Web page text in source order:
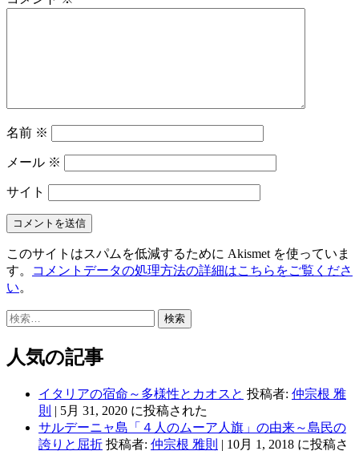
名前 ※
メール ※
サイト
このサイトはスパムを低減するために Akismet を使っていま
す。
コメントデータの処理方法の詳細はこちらをご覧くださ
い。
検
人気の記事
イタリアの宿命～多様性とカオスと 投稿者: 仲宗根 雅
則 | 5月 31, 2020 に投稿された
サルデーニャ島「４人のムーア人旗」の由来～島民の
誇りと屈折 投稿者: 仲宗根 雅則 | 10月 1, 2018 に投稿さ